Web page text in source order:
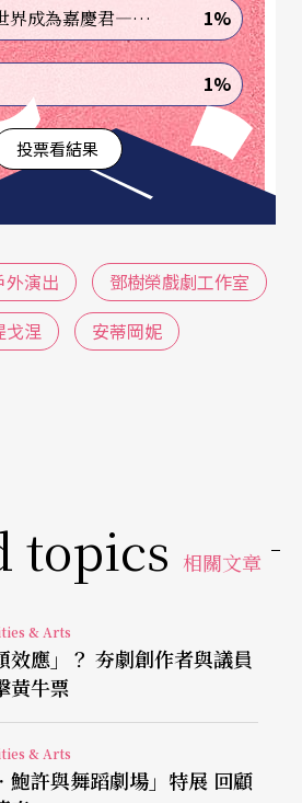
考其當代性與時代意義。
時並沒有選擇以面具作為演繹
看到演員表情的白臉化妝，把
化為當代演繹。全女班上陣的
點」，也是對演員最大的挑
處理在視覺上的「落差」，讓
的表演更顯重要，以男性為中
戈涅身上體現了顛覆和抗爭
為這種可能性提供更富象徵
地和海外的——能看到在鄧
福克勒斯（Sophocles）經典
示，西九文化區安排演出在
維多利亞港）景致下」上
境上提升其美學的觀感，更是
戈涅與這城市的關係。
《轉生到異世界成為嘉慶君—發現我的祖先是詐騙集團!?》 1%
1%
投票看結果
外演出
鄧樹榮戲劇工作室
戈涅
安蒂岡妮
topics 相關文章
& Arts
夯劇創作者與議員
黃牛票
& Arts
鮑許與舞蹈劇場」特展 回顧